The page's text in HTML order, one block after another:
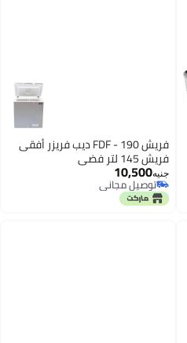
فريش FDF - 190 ديب فريزر أفقى
فريش 145 لتر فضي
جنيه10,500
توصيل مجاني
توصيل مجاني